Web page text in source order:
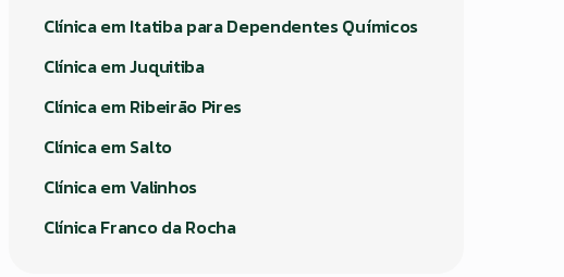
Clínica em Itatiba para Dependentes Químicos
Clínica em Juquitiba
Clínica em Ribeirão Pires
Clínica em Salto
Clínica em Valinhos
Clínica Franco da Rocha